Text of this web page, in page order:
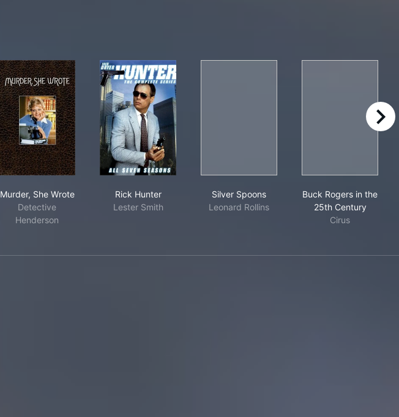
Murder, She Wrote
Detective
Henderson
Rick Hunter
Lester Smith
Silver Spoons
Leonard Rollins
Buck Rogers in the
25th Century
Cirus
right